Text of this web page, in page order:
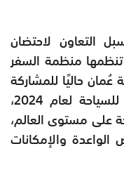
التعاون لاحتضان
منظمة السفر
حاليًا للمشاركة
كضيف شرف لمعرض بورصة برلين للسياحة لعام 2024،
على مستوى العالم،
والإمكانات